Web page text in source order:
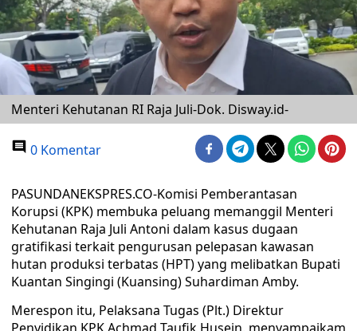
Menteri Kehutanan RI Raja Juli-Dok. Disway.id-
0 Komentar
PASUNDANEKSPRES.CO-Komisi Pemberantasan
Korupsi (KPK) membuka peluang memanggil Menteri
Kehutanan Raja Juli Antoni dalam kasus dugaan
gratifikasi terkait pengurusan pelepasan kawasan
hutan produksi terbatas (HPT) yang melibatkan Bupati
Kuantan Singingi (Kuansing) Suhardiman Amby.
Merespon itu, Pelaksana Tugas (Plt.) Direktur